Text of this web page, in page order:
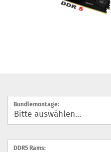
Bundlemontage:
DDR5 Rams: